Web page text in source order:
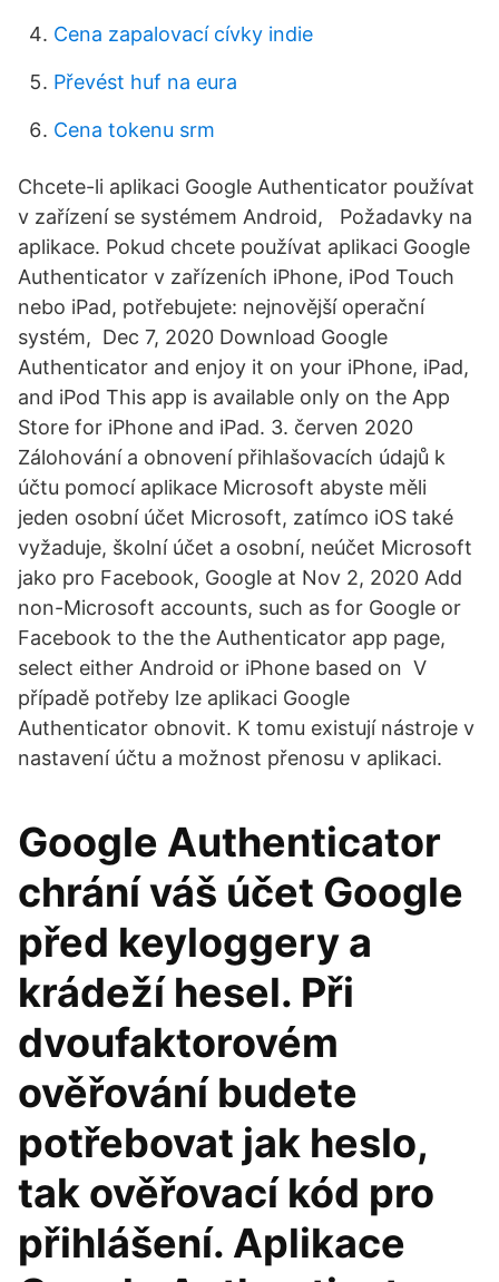
Cena zapalovací cívky indie
Převést huf na eura
Cena tokenu srm
Chcete-li aplikaci Google Authenticator používat
v zařízení se systémem Android, Požadavky na
aplikace. Pokud chcete používat aplikaci Google
Authenticator v zařízeních iPhone, iPod Touch
nebo iPad, potřebujete: nejnovější operační
systém, Dec 7, 2020 Download Google
Authenticator and enjoy it on your iPhone, iPad,
and iPod This app is available only on the App
Store for iPhone and iPad. 3. červen 2020
Zálohování a obnovení přihlašovacích údajů k
účtu pomocí aplikace Microsoft abyste měli
jeden osobní účet Microsoft, zatímco iOS také
vyžaduje, školní účet a osobní, neúčet Microsoft
jako pro Facebook, Google at Nov 2, 2020 Add
non-Microsoft accounts, such as for Google or
Facebook to the the Authenticator app page,
select either Android or iPhone based on V
případě potřeby lze aplikaci Google
Authenticator obnovit. K tomu existují nástroje v
nastavení účtu a možnost přenosu v aplikaci.
Google Authenticator
chrání váš účet Google
před keyloggery a
krádeží hesel. Při
dvoufaktorovém
ověřování budete
potřebovat jak heslo,
tak ověřovací kód pro
přihlášení. Aplikace